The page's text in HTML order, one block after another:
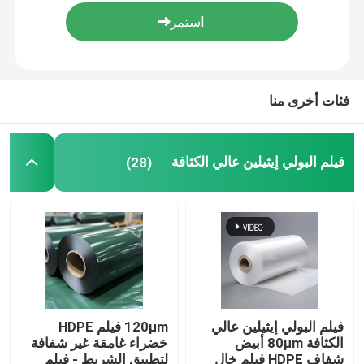
جولة في المعمل
طلب اقتباس
فيلم البولي إيثيلين منخفض الكثافة
فئات أخرى منا
فيلم البولي إيثيلين عالي الكثافة (28)
فيلم البولي إيثيلين عالي
الكثافة 80μm أبيض
شفاف HDPE فيلم خال
120μm فيلم HDPE
خضراء غامقة غير شفافة
لتطبيق الشريط - فيلم